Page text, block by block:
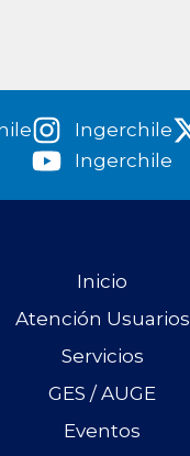
Ingerchile
Ingerchile
Inicio
Atención Usuarios
Servicios
GES / AUGE
Eventos